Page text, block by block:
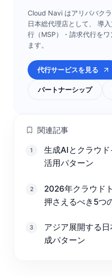
Cloud Navi はアリババク
日本総代理店として、 導
行（MSP）・請求代行を
ます。
代行サービスを見る
パートナーシップ
関連記事
1
生成AIとクラウ
活用パターン
2
2026年クラウド
押さえるべき5つ
3
アジア展開する
成パターン